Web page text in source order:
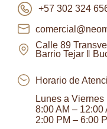
+57 302 324
Calle 89
Barrio Tejar ‖
Horario de
Lunes a Viernes
8:00 AM – 12:00
2:00 PM – 6:00